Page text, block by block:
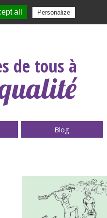
de tous à
Blog
Contact | |
all Personalize